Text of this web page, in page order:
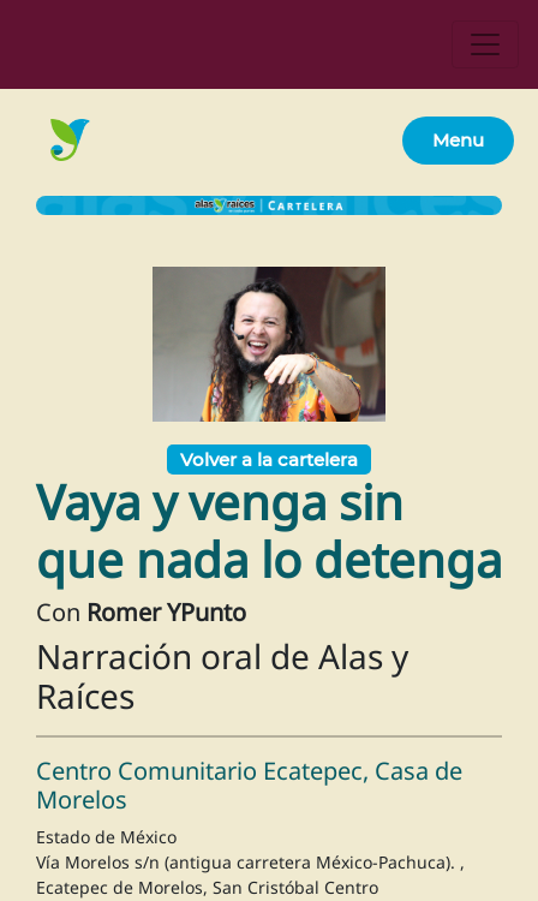
Menu
Volver a la cartelera
Vaya y venga sin
que nada lo detenga
Con Romer YPunto
Narración oral de Alas y
Raíces
Centro Comunitario Ecatepec, Casa de
Morelos
Estado de México
Vía Morelos s/n (antigua carretera México-Pachuca). ,
Ecatepec de Morelos, San Cristóbal Centro